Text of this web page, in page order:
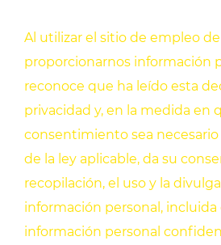
Al utilizar el sitio de empleo
proporcionarnos información
reconoce que ha leído esta
privacidad y, en la medida en
consentimiento sea
de la ley aplicable, da su
recopilación, el uso y la
información personal,
información personal